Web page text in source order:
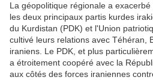
La géopolitique régionale a exacerbé
les deux principaux partis kurdes
du Kurdistan (PDK) et l'Union
cultivé leurs relations avec Téhéran,
iraniens. Le PDK, et plus
a étroitement coopéré avec la
aux côtés des forces iraniennes